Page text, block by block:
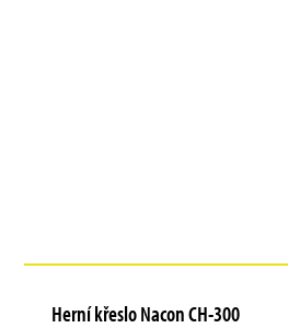
Herní křeslo Nacon CH-300